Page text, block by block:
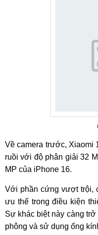
Về camera trước, Xiaomi
ruồi với độ phân giải 32
MP của iPhone 16.
Với phần cứng vượt trội,
ưu thế trong điều kiện
Sự khác biệt này càng
phông và sử dụng ống